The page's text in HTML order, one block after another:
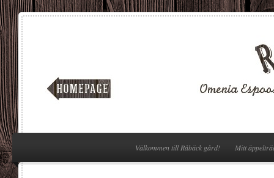
Välkommen till Råbäck gård! Mitt